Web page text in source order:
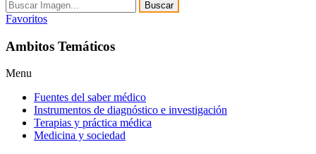
Buscar
Favoritos
Ambitos Temáticos
Menu
Fuentes del saber médico
Instrumentos de diagnóstico e investigación
Terapias y práctica médica
Medicina y sociedad